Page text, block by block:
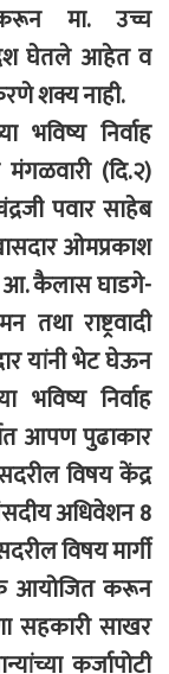
करून मा. उच्च
घेतले आहेत व
शक्य नाही.
भविष्य निर्वाह
(दि.२)
पवार साहेब
ओमप्रकाश
आ. कैलास घाडगे-
राष्ट्रवादी
यांनी भेट घेऊन
भविष्य निर्वाह
आपण पुढाकार
विषय केंद्र
अधिवेशन 8
विषय मार्गी
आयोजित करून
सहकारी साखर
कर्जापोटी